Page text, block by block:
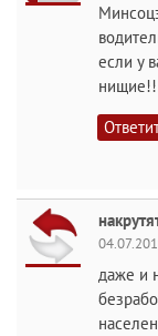
если у
даже и